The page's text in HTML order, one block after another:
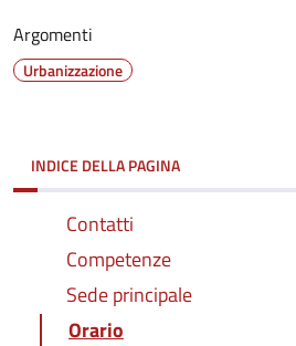
Argomenti
Urbanizzazione
INDICE DELLA PAGINA
Contatti
Competenze
Sede principale
Orario